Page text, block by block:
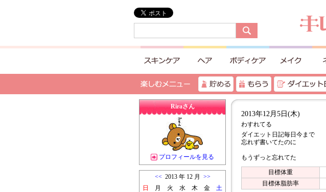
Riraさん
プロフィールを見る
<<2013 年 12 月 >>
日
月 火 水 木 金
土
2013年12月5日(木)
わすれてる
ダイエット日記毎日今まで
忘れず書いてたのに
もうずっと忘れてた
目標体重
目標体脂肪率